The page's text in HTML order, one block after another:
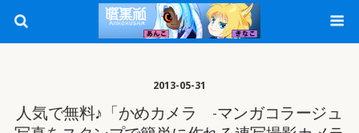
2013-05-31
人気で無料♪「かめカメラ -マンガコラージュ